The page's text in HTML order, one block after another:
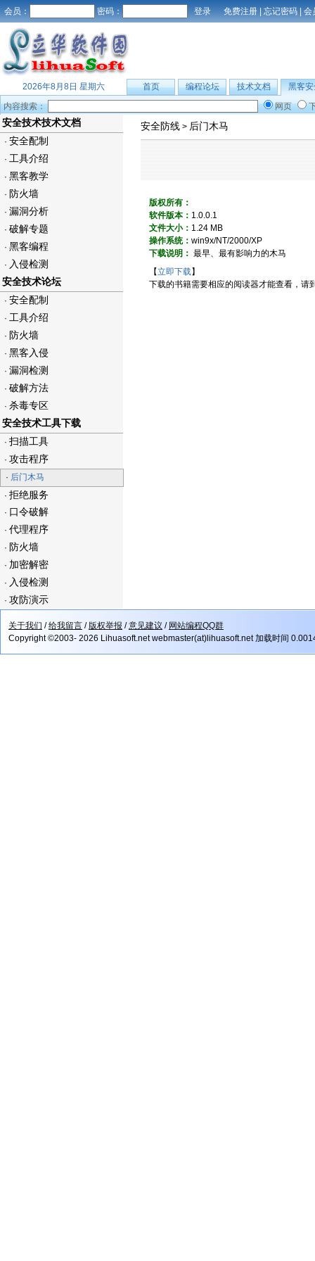
会员： 密码： 免费注册 | 忘记密码 | 会
2026年8月8日 星期六 首页 编程论坛 技术文档
黑客安
内容搜索：
网页
安全技术技术文档
· 安全配制
· 工具介绍
· 黑客教学
· 防火墙
· 漏洞分析
· 破解专题
· 黑客编程
· 入侵检测
安全技术论坛
· 安全配制
· 工具介绍
· 防火墙
· 黑客入侵
· 漏洞检测
· 破解方法
· 杀毒专区
安全技术工具下载
· 扫描工具
· 攻击程序
· 后门木马
· 拒绝服务
· 口令破解
· 代理程序
· 防火墙
· 加密解密
· 入侵检测
· 攻防演示
安全防线 > 后门木马
版权所有：
软件版本： 1.0.0.1
文件大小： 1.24 MB
操作系统： win9x/NT/2000/XP
下载说明： 最早、最有影响力的木马
【立即下载】
下载的书籍需要相应的阅读器才能查看，
关于我们 /给我留言 /版权举报 /意见建议 / 网站编程QQ群
Copyright ©2003- 2026 Lihuasoft.net webmaster(at)lihuasoft.net 加载时间